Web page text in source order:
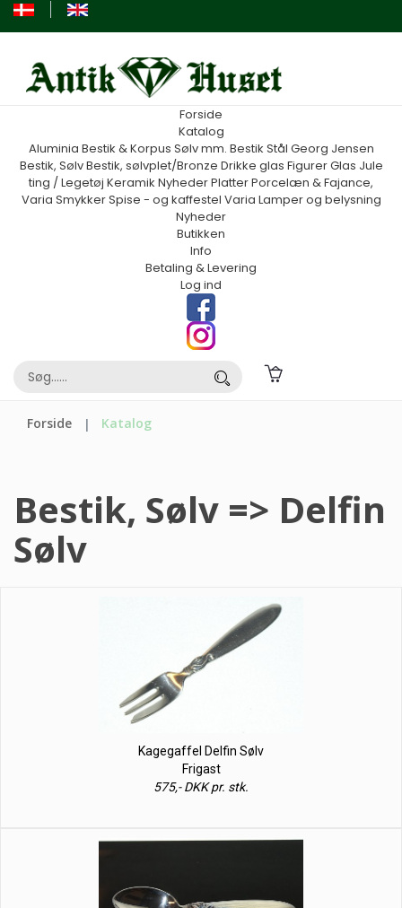
Forside
Katalog
Aluminia Bestik & Korpus Sølv mm. Bestik Stål Georg Jensen
Bestik, SølvBestik, sølvplet/Bronze Drikke glas FigurerGlas Jule
ting / Legetøj Keramik NyhederPlatterPorcelæn & Fajance,
Varia SmykkerSpise - og kaffestel Varia Lamper og belysning
Nyheder
Butikken
Info
Betaling & Levering
Log ind
Forside Katalog
Bestik, Sølv => Delfin
Sølv
Kagegaffel Delfin Sølv
Frigast
575,- DKK pr. stk.